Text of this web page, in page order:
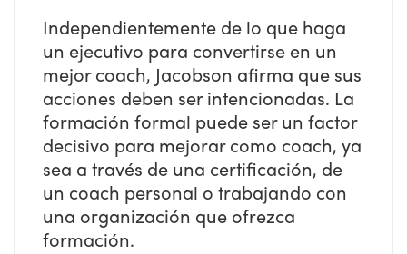
Independientemente de lo que haga
un ejecutivo para convertirse en un
mejor coach, Jacobson afirma que sus
acciones deben ser intencionadas. La
formación formal puede ser un factor
decisivo para mejorar como coach, ya
sea a través de una certificación, de
un coach personal o trabajando con
una organización que ofrezca
formación.